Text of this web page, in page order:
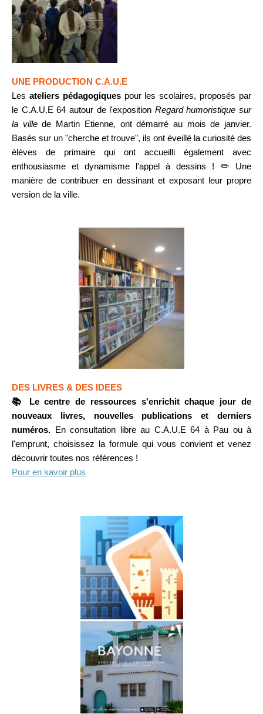
UNE PRODUCTION C.A.U.E
Les ateliers pédagogiquespour les scolaires, proposés par
le C.A.U.E 64 autour de l'exposition Regard humoristique sur
la villede Martin Etienne, ont démarré au mois de janvier.
Basés sur un "cherche et trouve", ils ont éveillé la curiosité des
élèves de primaire qui ont accueilli également avec
enthousiasme et dynamisme l'appel à dessins ! ✏️ Une
manière de contribueren dessinant et exposant leur propre
version de la ville.
DES LIVRES & DES IDEES
📚 Le centre de ressources s'enrichit chaque jour de
nouveaux livres, nouvelles publications et derniers
numéros. En consultation libre au C.A.U.E 64 à Pau ou à
l'emprunt, choisissez la formule qui vous convient et venez
découvrir toutes nos références !
Pour en savoir plus